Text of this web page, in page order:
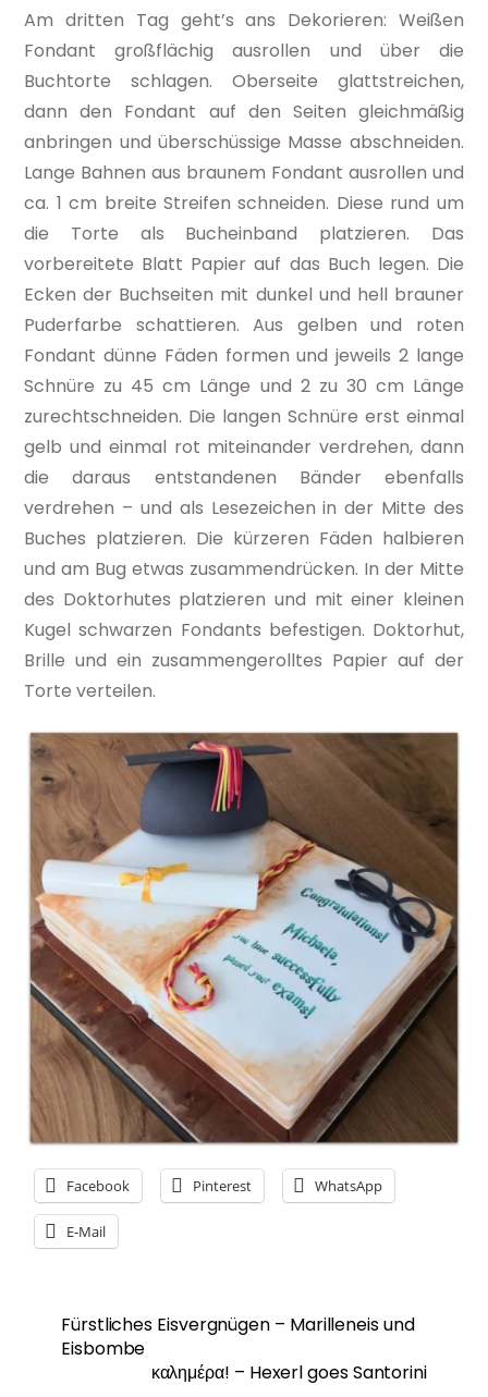
Am dritten Tag geht’s ans Dekorieren: Weißen
Fondant großflächig ausrollen und über die
Buchtorte schlagen. Oberseite glattstreichen,
dann den Fondant auf den Seiten gleichmäßig
anbringen und überschüssige Masse abschneiden.
Lange Bahnen aus braunem Fondant ausrollen und
ca. 1 cm breite Streifen schneiden. Diese rund um
die Torte als Bucheinband platzieren. Das
vorbereitete Blatt Papier auf das Buch legen. Die
Ecken der Buchseiten mit dunkel und hell brauner
Puderfarbe schattieren. Aus gelben und roten
Fondant dünne Fäden formen und jeweils 2 lange
Schnüre zu 45 cm Länge und 2 zu 30 cm Länge
zurechtschneiden. Die langen Schnüre erst einmal
gelb und einmal rot miteinander verdrehen, dann
die daraus entstandenen Bänder ebenfalls
verdrehen – und als Lesezeichen in der Mitte des
Buches platzieren. Die kürzeren Fäden halbieren
und am Bug etwas zusammendrücken. In der Mitte
des Doktorhutes platzieren und mit einer kleinen
Kugel schwarzen Fondants befestigen. Doktorhut,
Brille und ein zusammengerolltes Papier auf der
Torte verteilen.
Facebook Pinterest WhatsApp
E-Mail
Fürstliches Eisvergnügen – Marilleneis und
Eisbombe
καλημέρα! – Hexerl goes Santorini